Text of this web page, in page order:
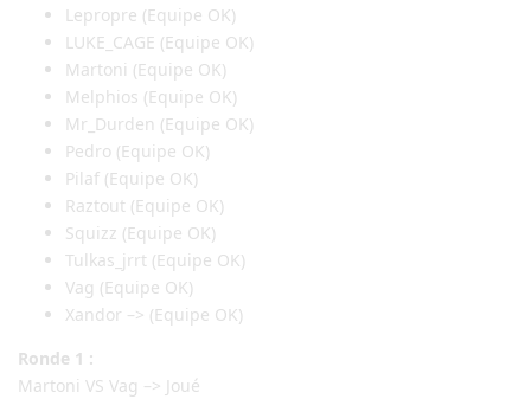
Lepropre (Equipe OK)
LUKE_CAGE (Equipe OK)
Martoni (Equipe OK)
Melphios (Equipe OK)
Mr_Durden (Equipe OK)
Pedro (Equipe OK)
Pilaf (Equipe OK)
Raztout (Equipe OK)
Squizz (Equipe OK)
Tulkas_jrrt (Equipe OK)
Vag (Equipe OK)
Xandor –> (Equipe OK)
Ronde 1 :
Martoni VS Vag –> Joué